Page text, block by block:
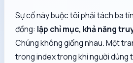
Sự cố này buộc tôi phải tách ba
đồng: lập chỉ mục, khả năng
Chúng không giống nhau. Một
trong index trong khi người dùng